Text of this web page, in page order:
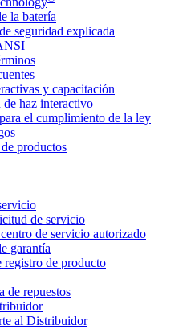
la batería
seguridad explicada
y capacitación
haz interactivo
el cumplimiento de la ley
productos
de servicio
de servicio autorizado
garantía
registro de producto
de repuestos
al Distribuidor